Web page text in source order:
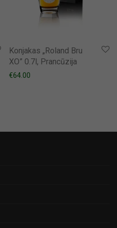
Konjakas „Roland Bru
XO” 0.7l, Prancūzija
€64.00